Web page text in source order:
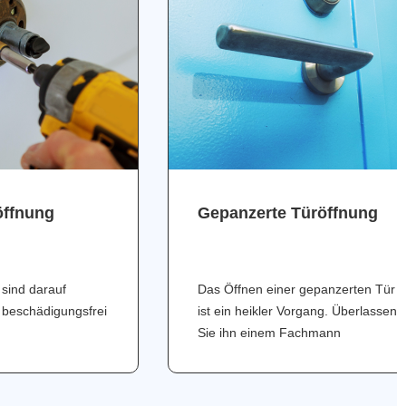
darauf
Gepanzerte Türöffnung
Das Öffnen einer gepanzerten Tür
ist ein heikler Vorgang. Überlassen
Sie ihn einem Fachmann